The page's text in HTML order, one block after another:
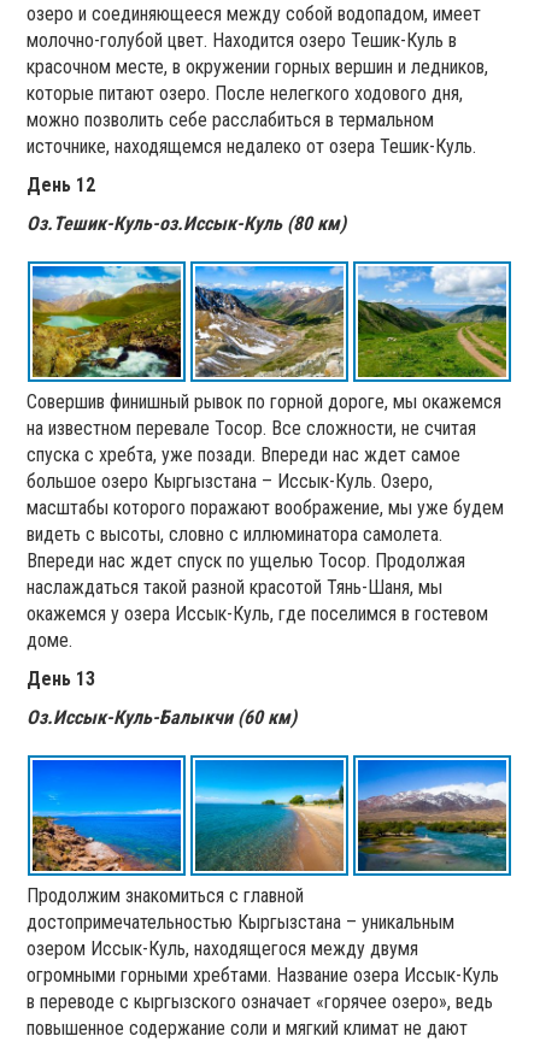
озеро и соединяющееся между собой водопадом, имеет
молочно-голубой цвет. Находится озеро Тешик-Куль в
красочном месте, в окружении горных вершин и ледников,
которые питают озеро. После нелегкого ходового дня,
можно позволить себе расслабиться в термальном
источнике, находящемся недалеко от озера Тешик-Куль.
День 12
Оз.Тешик-Куль-оз.Иссык-Куль (80 км)
Совершив финишный рывок по горной дороге, мы окажемся
на известном перевале Тосор. Все сложности, не считая
спуска с хребта, уже позади. Впереди нас ждет самое
большое озеро Кыргызстана – Иссык-Куль. Озеро,
масштабы которого поражают воображение, мы уже будем
видеть с высоты, словно с иллюминатора самолета.
Впереди нас ждет спуск по ущелью Тосор. Продолжая
наслаждаться такой разной красотой Тянь-Шаня, мы
окажемся у озера Иссык-Куль, где поселимся в гостевом
доме.
День 13
Оз.Иссык-Куль-Балыкчи (60 км)
Продолжим знакомиться с главной
достопримечательностью Кыргызстана – уникальным
озером Иссык-Куль, находящегося между двумя
огромными горными хребтами. Название озера Иссык-Куль
в переводе с кыргызского означает «горячее озеро», ведь
повышенное содержание соли и мягкий климат не дают